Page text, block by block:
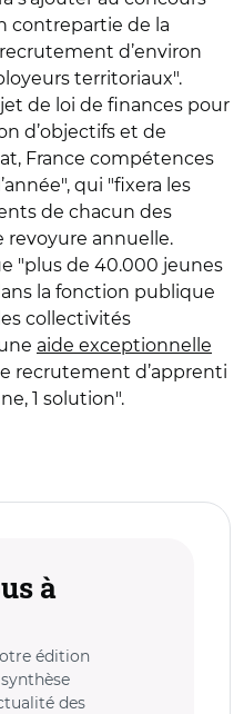
contrepartie de la
d’environ
territoriaux".
de loi de finances pour
d’objectifs et de
France compétences
qui "fixera les
de chacun des
revoyure annuelle.
"plus de 40.000 jeunes
la fonction publique
collectivités
aide exceptionnelle
recrutement d’apprenti
1 solution".
à
édition
des